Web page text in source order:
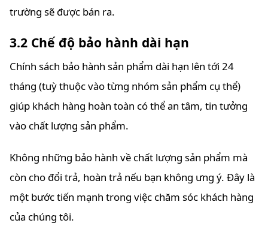
trường sẽ được bán ra.
3.2 Chế độ bảo hành dài hạn
Chính sách bảo hành sản phẩm dài hạn lên tới 24
tháng (tuỳ thuộc vào từng nhóm sản phẩm cụ thể)
giúp khách hàng hoàn toàn có thể an tâm, tin tưởng
vào chất lượng sản phẩm.
Không những bảo hành về chất lượng sản phẩm mà
còn cho đổi trả, hoàn trả nếu bạn không ưng ý. Đây là
một bước tiến mạnh trong việc chăm sóc khách hàng
của chúng tôi.